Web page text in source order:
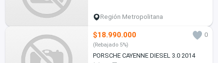
Región Metropolitana
$18.990.000 0
(Rebajado 5%)
PORSCHE CAYENNE DIESEL 3.0 2014